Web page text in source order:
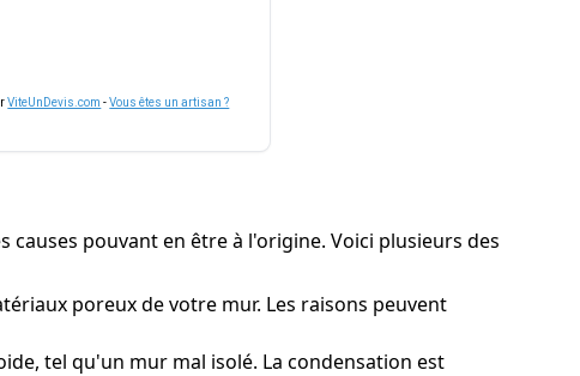
ViteUnDevis.com -Vous êtes un artisan ?
pouvant en être à l'origine. Voici plusieurs des
poreux de votre mur. Les raisons peuvent
tel qu'un mur mal isolé. La condensation est